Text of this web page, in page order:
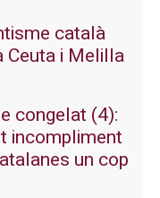
català
Ceuta i Melilla
congelat (4):
incompliment
un cop